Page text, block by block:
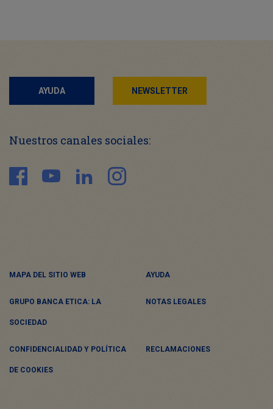
AYUDA NEWSLETTER
Nuestros canales sociales:
MAPA DEL SITIO WEB AYUDA
GRUPO BANCA ETICA: LA
SOCIEDAD
NOTAS LEGALES
CONFIDENCIALIDAD Y POLÍTICA
DE COOKIES
RECLAMACIONES